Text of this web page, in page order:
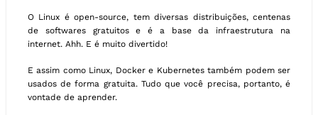
O Linux é open-source, tem diversas distribuições, centenas
de softwares gratuitos e é a base da infraestrutura na
internet. Ahh. E é muito divertido!
E assim como Linux, Docker e Kubernetes também podem ser
usados de forma gratuita. Tudo que você precisa, portanto, é
vontade de aprender.